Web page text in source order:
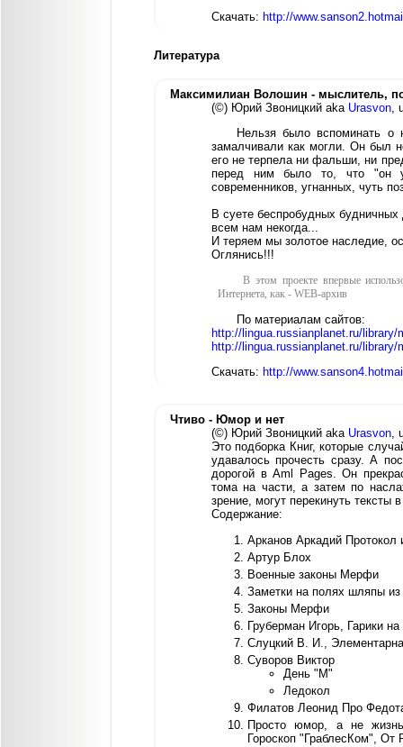
Скачать: http://
Литература
Максимилиан Волошин - мыслитель,
(©) Юрий Звоницкий aka Urasvon,
Нельзя было вспоминать
замалчивали как могли. Он был
его не терпела ни фальши, ни
перед ним было то, что "он
современников, угнанных, чуть
В суете беспробудных
всем нам некогда...
И теряем мы золотое наследие,
Оглянись!!!
В этом проекте впервые
Интернета, как - WEB-архив
По материалам сайтов:
http://lingua.russianplanet.ru/
http://lingua.russianplanet.ru/library/
Скачать: http://
Чтиво - Юмор и нет
(©) Юрий Звоницкий aka Urasvon,
Это подборка Книг, которые
удавалось прочесть сразу. А
дорогой в Aml Pages. Он
тома на части, а затем по
зрение, могут перекинуть тексты
Содержание:
Арканов Аркадий Протокол
Артур Блох
Военные законы Мерфи
Заметки на полях шляпы из
Законы Мерфи
Груберман Игорь, Гарики
Слуцкий В. И.,
Суворов Виктор
День "М"
Ледокол
Филатов Леонид Про
Просто юмор, а не
Гороскоп "ГраблесКом", От